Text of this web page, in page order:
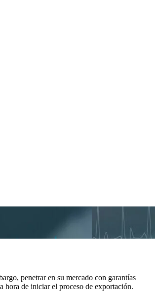
penetrar en su mercado con garantías
hora de iniciar el proceso de exportación.